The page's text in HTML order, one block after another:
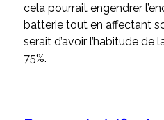
cela pourrait engendrer
batterie tout en affectant
serait d’avoir l’habitude de
75%.